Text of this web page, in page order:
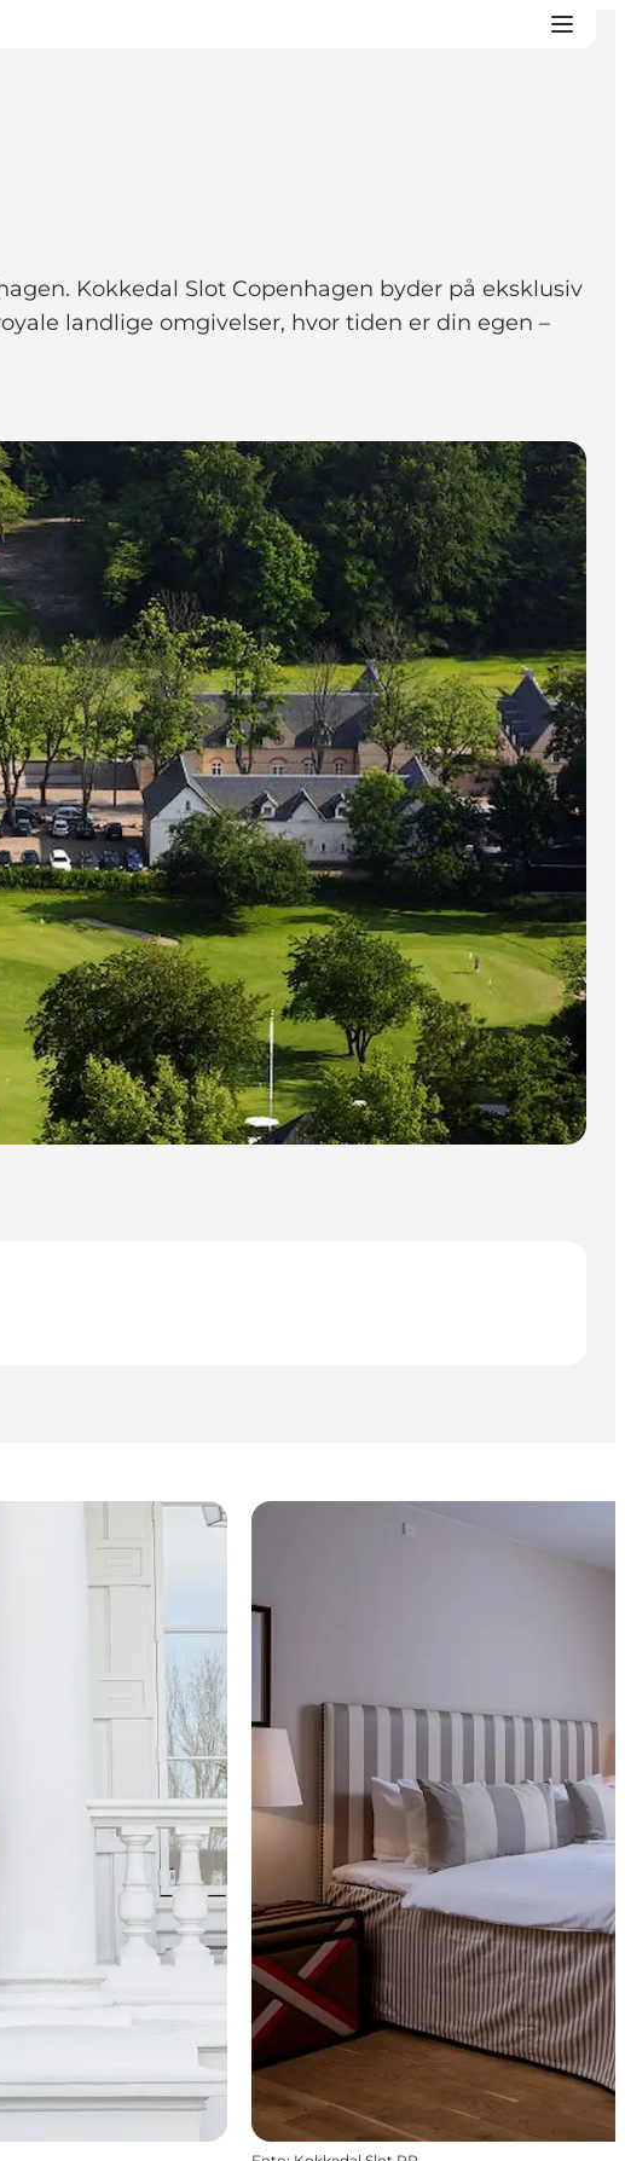
Kokkedal Slot Copenhagen byder på eksklusiv
landlige omgivelser, hvor tiden er din egen –